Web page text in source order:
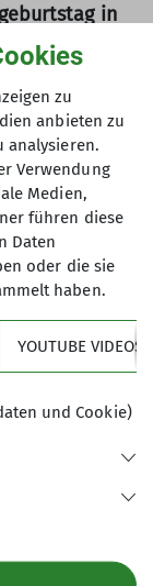
in
Ab 6 Jahren.
die Größe
heran
und
können
werden.
zu
anbieten zu
analysieren.
Verwendung
Medien,
führen diese
Daten
oder die sie
haben.
YOUTUBE VIDEOS
und Cookie)